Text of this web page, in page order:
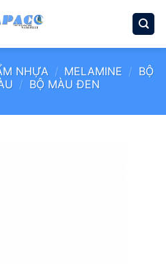
NHỰA / MELAMINE / BỘ
/ BỘ MÀU ĐEN